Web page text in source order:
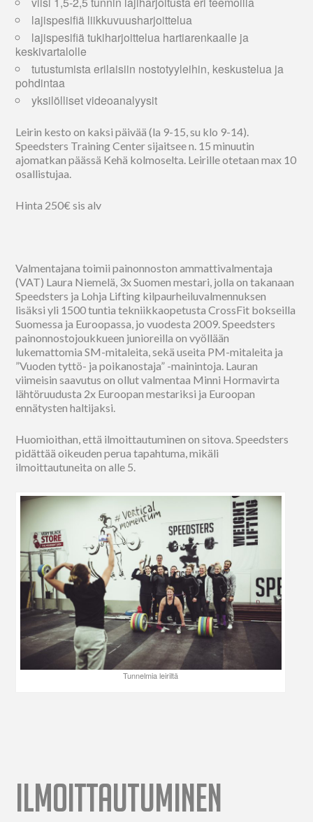
lajispesifiä liikkuvuusharjoittelua
lajispesifiä tukiharjoittelua hartiarenkaalle ja
keskivartalolle
tutustumista erilaisiin nostotyyleihin, keskustelua ja
pohdintaa
yksilölliset videoanalyysit
Leirin kesto on kaksi päivää (la 9-15, su klo 9-14).
Speedsters Training Center sijaitsee n. 15 minuutin
ajomatkan päässä Kehä kolmoselta. Leirille otetaan max 10
osallistujaa.
Hinta 250€ sis alv
Valmentajana toimii painonnoston ammattivalmentaja
(VAT) Laura Niemelä, 3x Suomen mestari, jolla on takanaan
Speedsters ja Lohja Lifting kilpaurheiluvalmennuksen
lisäksi yli 1500 tuntia tekniikkaopetusta CrossFit bokseilla
Suomessa ja Euroopassa, jo vuodesta 2009. Speedsters
painonnostojoukkueen junioreilla on vyöllään
lukemattomia SM-mitaleita, sekä useita PM-mitaleita ja
”Vuoden tyttö- ja poikanostaja” -mainintoja. Lauran
viimeisin saavutus on ollut valmentaa Minni Hormavirta
lähtöruudusta 2x Euroopan mestariksi ja Euroopan
ennätysten haltijaksi.
Huomioithan, että ilmoittautuminen on sitova. Speedsters
pidättää oikeuden perua tapahtuma, mikäli
ilmoittautuneita on alle 5.
Tunnelmia leiriltä
ILMOITTAUTUMINEN